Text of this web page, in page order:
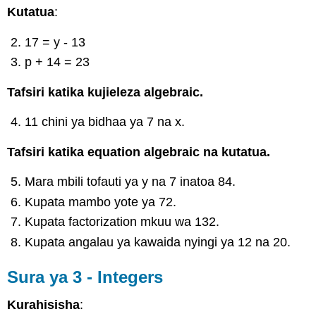
Kutatua:
17 = y - 13
p + 14 = 23
Tafsiri katika kujieleza algebraic.
11 chini ya bidhaa ya 7 na x.
Tafsiri katika equation algebraic na kutatua.
Mara mbili tofauti ya y na 7 inatoa 84.
Kupata mambo yote ya 72.
Kupata factorization mkuu wa 132.
Kupata angalau ya kawaida nyingi ya 12 na 20.
Sura ya 3 - Integers
Kurahisisha: